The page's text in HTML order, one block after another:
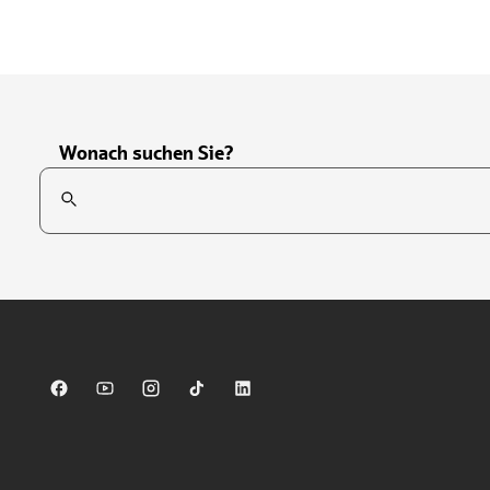
Wonach suchen Sie?
Suchfeld
Sparkasse auf Facebook
Sparkasse auf Youtube
Sparkasse auf Instagram
Sparkasse auf TikTok
Sparkasse auf LinkedIn